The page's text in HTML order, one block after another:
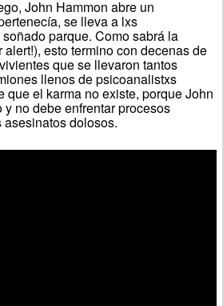
John Hammon abre un
se lleva a lxs
parque. Como sabrá la
esto termino con decenas de
que se llevaron tantos
llenos de psicoanalistxs
que el karma no existe, porque John
no debe enfrentar procesos
dolosos.